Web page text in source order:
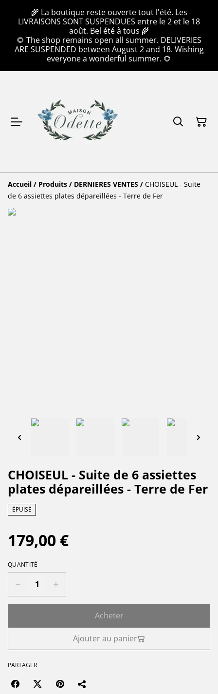
🌾 La boutique reste ouverte tout l'été. Les
LIVRAISONS SONT SUSPENDUES entre le 2 et le 18
août. Bel été à tous 🌾
🌻 The shop remains open all summer. DELIVERIES
ARE SUSPENDED between August 2 and 18. Wishing
everyone a wonderful summer. 🌻
Accueil / Produits / DERNIERES VENTES / CHOISEUL - Suite
de 6 assiettes plates dépareillées - Terre de Fer
CHOISEUL - Suite de 6 assiettes
plates dépareillées - Terre de Fer
ÉPUISÉ
179,00 €
QUANTITÉ
Acheter
Ajouter au panier
PARTAGER